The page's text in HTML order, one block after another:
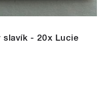
slavík - 20x Lucie